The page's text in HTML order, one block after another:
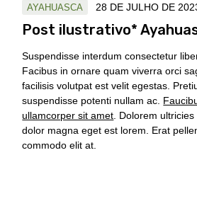
AYAHUASCA 28 DE JULHO DE
Post ilustrativo*
Suspendisse interdum consectetur
Facibus in ornare quam viverra orci
facilisis volutpat est velit egestas.
suspendisse potenti nullam ac.
ullamcorper sit amet . Dolorem
dolor magna eget est lorem. Erat
commodo elit at.